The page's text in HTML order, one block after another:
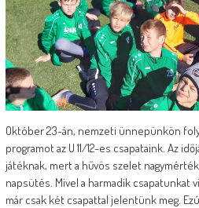
Október 23-án, nemzeti ünnepünkön
programot az U 11/12-es csapataink. Az
játéknak, mert a hűvös szelet
napsütés. Mivel a harmadik csapatunkat
már csak két csapattal jelentünk meg.